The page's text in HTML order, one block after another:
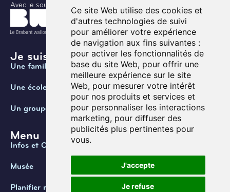
Ce site Web utilise des cookies et
d'autres technologies de suivi
pour améliorer votre expérience
de navigation aux fins suivantes :
pour activer les fonctionnalités de
base du site Web, pour offrir une
meilleure expérience sur le site
Web, pour mesurer votre intérêt
pour nos produits et services et
pour personnaliser les interactions
marketing, pour diffuser des
publicités plus pertinentes pour
vous.
J'accepte
Je refuse
Avec le soutien de
Je suis ...
Une famille
Une école
Un groupe
Menu
Infos et Contact
Musée
Planifier ma visite